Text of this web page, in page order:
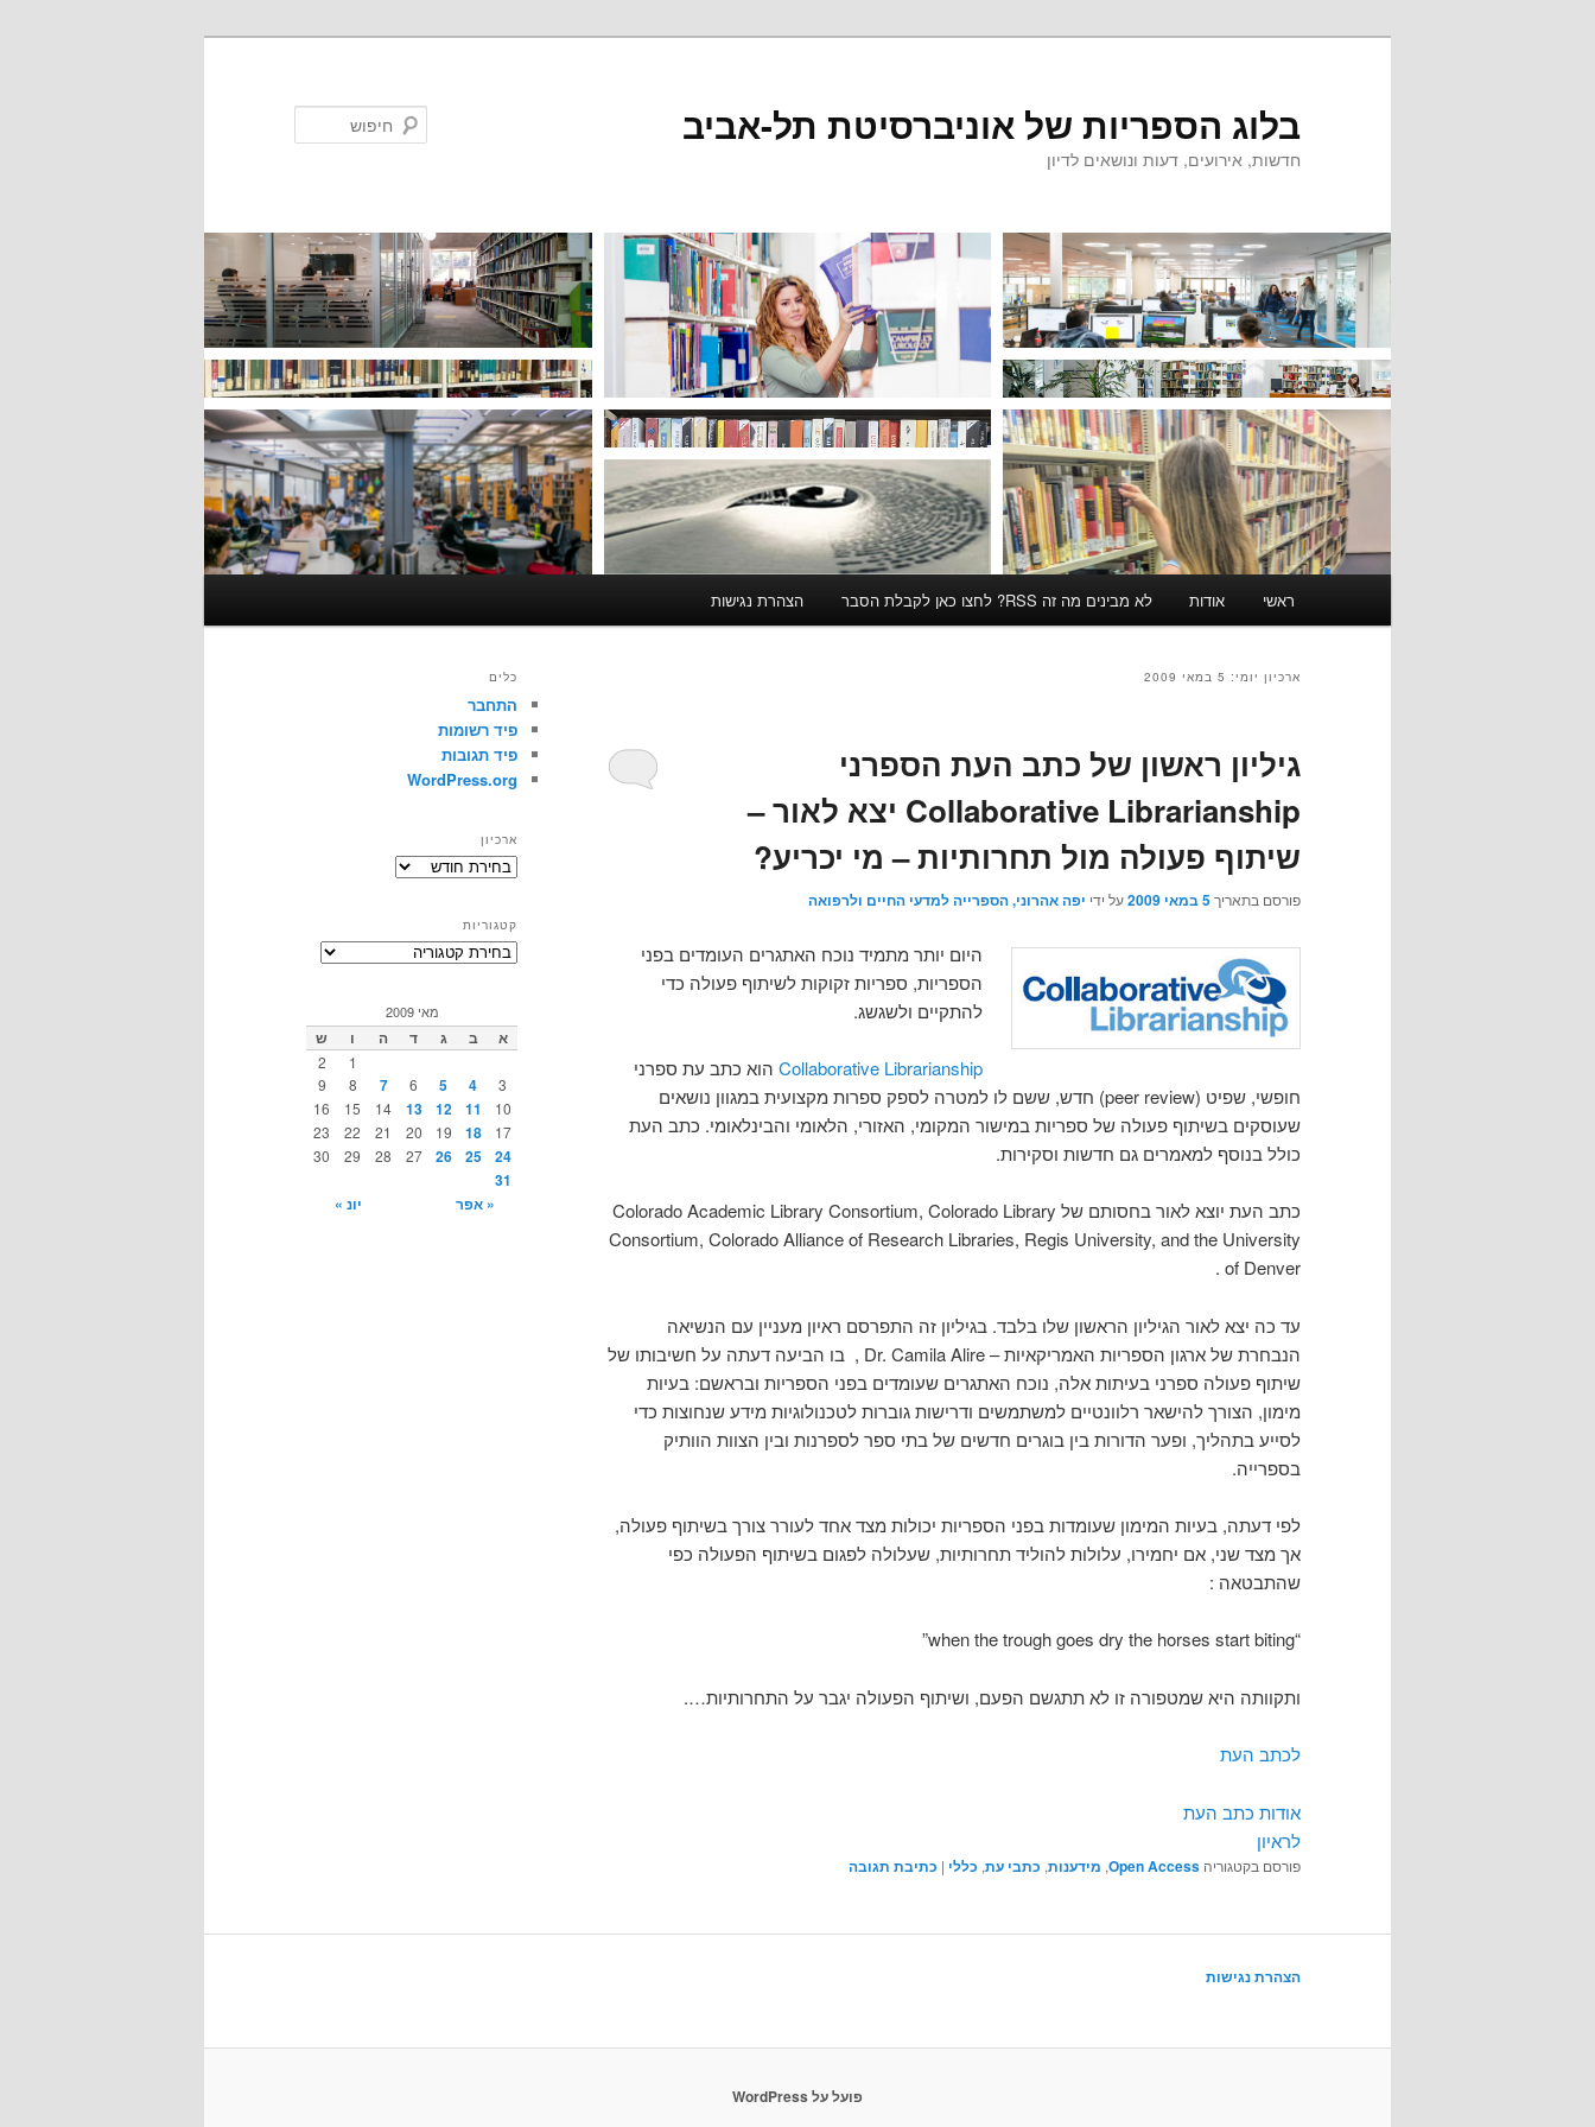
בלוג הספריות של אוניברסיטת תל-אביב
חדשות, אירועים, דעות ונושאים לדיון
ראשי אודות לא מבינים מה זה RSS? לחצו כאן לקבלת הסבר הצהרת נגישות
ארכיון יומי: 5 במאי 2009
גיליון ראשון של כתב העת הספרני
Collaborative Librarianship יצא לאור –
שיתוף פעולה מול תחרותיות – מי יכריע?
פורסם בתאריך5 במאי 2009 על ידי יפה אהרוני, הספרייה למדעי החיים ולרפואה
היום יותר מתמיד נוכח האתגרים העומדים בפני
הספריות, ספריות זקוקות לשיתוף פעולה כדי
להתקיים ולשגשג.
Collaborative Librarianship הוא כתב עת ספרני
חופשי, שפיט (peer review) חדש, ששם לו למטרה לספק ספרות מקצועית במגוון נושאים
שעוסקים בשיתוף פעולה של ספריות במישור המקומי, האזורי, הלאומי והבינלאומי. כתב העת
כולל בנוסף למאמרים גם חדשות וסקירות.
כתב העת יוצא לאור בחסותם של Colorado Academic Library Consortium, Colorado Library
Consortium, Colorado Alliance of Research Libraries, Regis University, and the University
of Denver .
עד כה יצא לאור הגיליון הראשון שלו בלבד. בגיליון זה התפרסם ראיון מעניין עם הנשיאה
הנבחרת של ארגון הספריות האמריקאיות – Dr. Camila Alire , בו הביעה דעתה על חשיבותו של
שיתוף פעולה ספרני בעיתות אלה, נוכח האתגרים שעומדים בפני הספריות ובראשם: בעיות
מימון, הצורך להישאר רלוונטיים למשתמשים ודרישות גוברות לטכנולוגיות מידע שנחוצות כדי
לסייע בתהליך, ופער הדורות בין בוגרים חדשים של בתי ספר לספרנות ובין הצוות הוותיק
בספרייה.
לפי דעתה, בעיות המימון שעומדות בפני הספריות יכולות מצד אחד לעורר צורך בשיתוף פעולה,
אך מצד שני, אם יחמירו, עלולות להוליד תחרותיות, שעלולה לפגום בשיתוף הפעולה כפי
שהתבטאה :
“when the trough goes dry the horses start biting”
ותקוותה היא שמטפורה זו לא תתגשם הפעם, ושיתוף הפעולה יגבר על התחרותיות….
לכתב העת
אודות כתב העת
לראיון
פורסם בקטגוריה Open Access
, מידענות, כתבי עת, כללי | כתיבת תגובה
כלים
התחבר
פיד רשומות
פיד תגובות
WordPress.org
ארכיון
ארכיון
קטגוריות
קטגוריות
מאי 2009
א ב ג ד ה ו ש
1
2
3
4
5
6
7
8
9
10
11
12
13
14
15
16
17
18
19
20
21
22
23
24
25
26
27
28
29
30
31
« אפר
יונ »
הצהרת נגישות
פועל על WordPress